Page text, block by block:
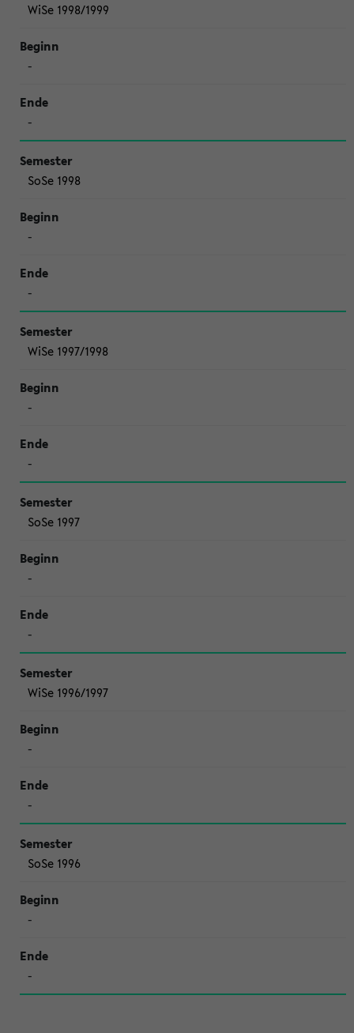
WiSe 1998/1999
-
-
SoSe 1998
-
-
WiSe 1997/1998
-
-
SoSe 1997
-
-
WiSe 1996/1997
-
-
SoSe 1996
-
-